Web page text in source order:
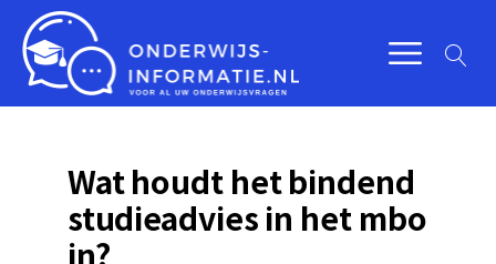
Wat houdt het bindend
studieadvies in het mbo
in?